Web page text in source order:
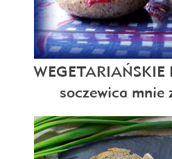
WEGETARIAŃSKIE
soczewica mnie